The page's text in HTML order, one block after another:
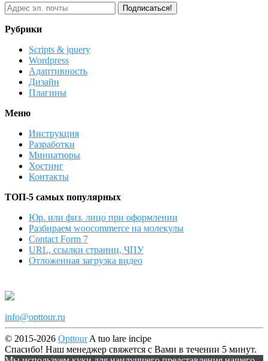
Рубрики
Scripts & jquery
Wordpress
Адаптивность
Дизайн
Плагины
Меню
Инструкция
Разработки
Миниатюры
Хостинг
Контакты
ТОП-5 самых популярных
Юр. или физ. лицо при оформлении
Разбираем woocommerce на молекулы
Contact Form 7
URL, ссылки страниц, ЧПУ
Отложенная загрузка видео
info@opttour.ru
© 2015-2026 OpttourA tuo lare incipe
Спасибо! Наш менеджер свяжется с Вами в течении 5 минут.